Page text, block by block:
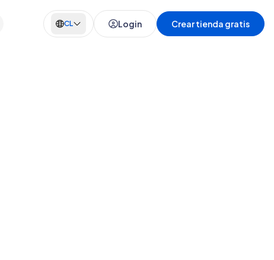
CL Login Crear tienda gratis